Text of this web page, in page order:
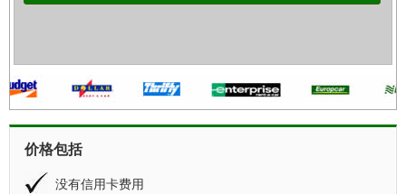
价格包括
没有信用卡费用